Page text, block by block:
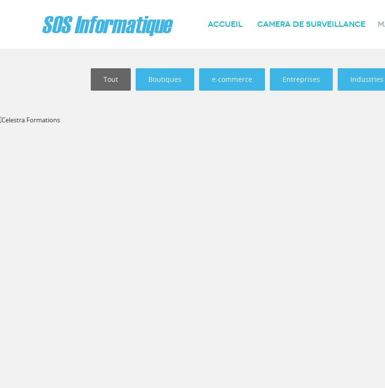
CAMERA DE SURVEILLANCE
ACCUEIL
Tout Boutiques e-commerce Entreprises Industries